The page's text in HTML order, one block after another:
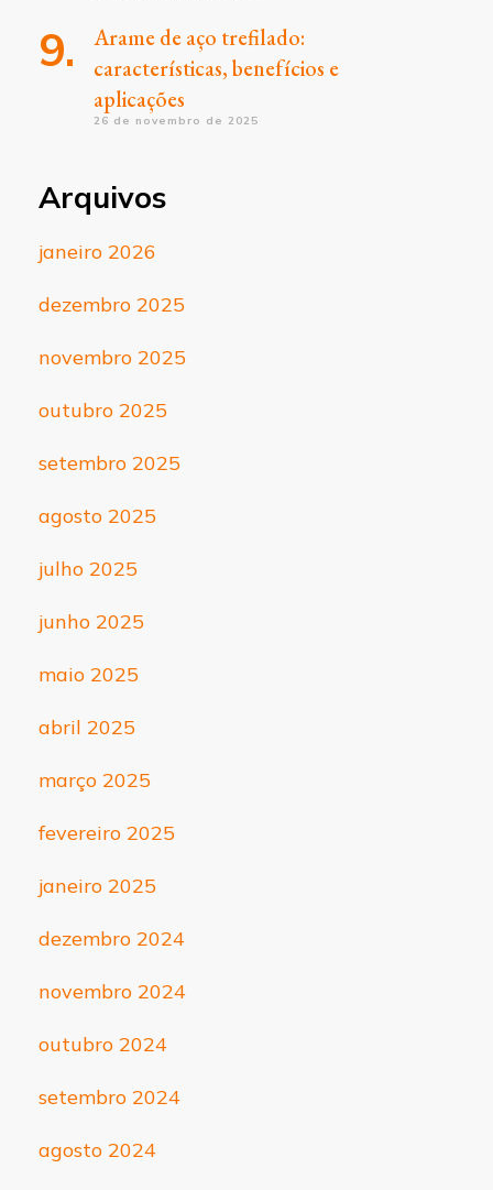
Arame de aço trefilado:
características, benefícios e
aplicações
26 de novembro de 2025
Arquivos
janeiro 2026
dezembro 2025
novembro 2025
outubro 2025
setembro 2025
agosto 2025
julho 2025
junho 2025
maio 2025
abril 2025
março 2025
fevereiro 2025
janeiro 2025
dezembro 2024
novembro 2024
outubro 2024
setembro 2024
agosto 2024